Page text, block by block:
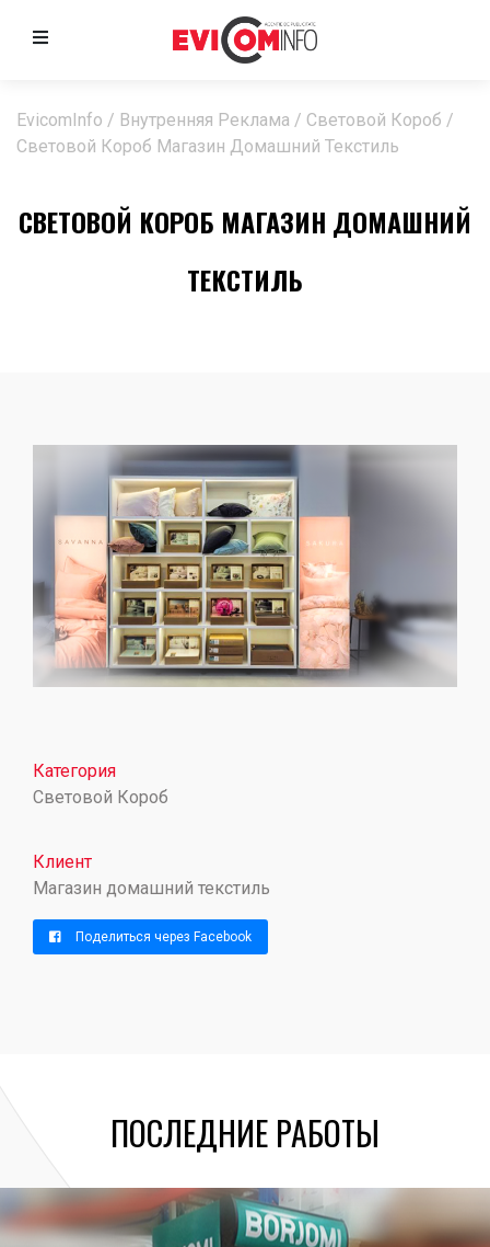
EvicomInfo / Внутренняя Реклама / Световой Короб /
Световой Короб Магазин Домашний Текстиль
СВЕТОВОЙ КОРОБ МАГАЗИН ДОМАШНИЙ
ТЕКСТИЛЬ
Категория
Световой Короб
Клиент
Магазин домашний текстиль
Поделиться через Facebook
ПОСЛЕДНИЕ РАБОТЫ